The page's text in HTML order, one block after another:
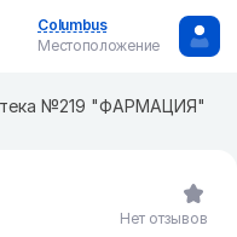
Columbus
Местоположение
№219 "ФАРМАЦИЯ"
Нет отзывов